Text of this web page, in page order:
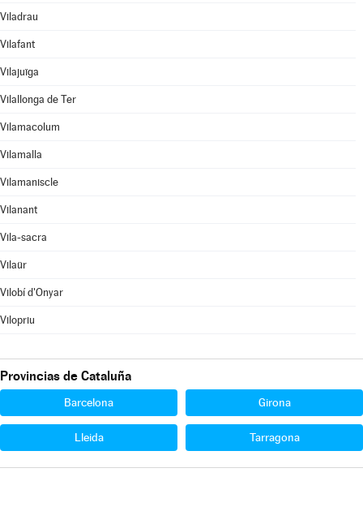
Viladrau
Vilafant
Vilajuïga
Vilallonga de Ter
Vilamacolum
Vilamalla
Vilamaniscle
Vilanant
Vila-sacra
Vilaür
Vilobí d'Onyar
Vilopriu
Provincias de Cataluña
Barcelona Girona
Lleida Tarragona